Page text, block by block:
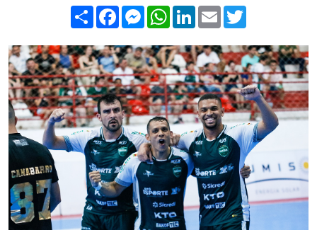
Compartilhar
FacebookMessenger
WhatsApp
LinkedIn
Email